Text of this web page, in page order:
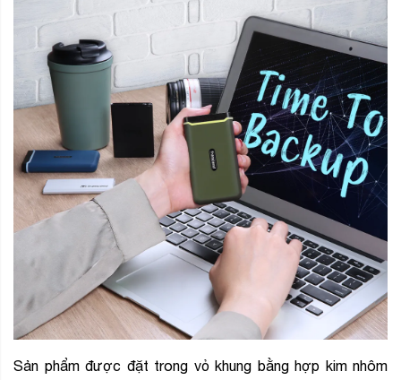
Sản phẩm được đặt trong vỏ khung bằng hợp kim nhôm